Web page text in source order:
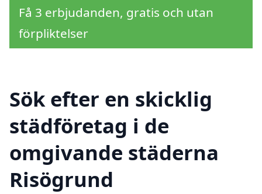
Få 3 erbjudanden, gratis och utan
förpliktelser
Sök efter en skicklig
städföretag i de
omgivande städerna
Risögrund